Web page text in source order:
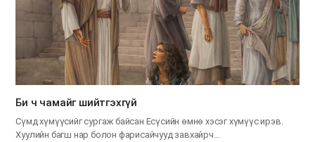
Би ч чамайг шийтгэхгүй
Сүмд хүмүүсийг сургаж байсан Есүсийн өмнө хэсэг хүмүүс ирэв.
Хуулийн багш нар болон фарисайчууд завхайрч…